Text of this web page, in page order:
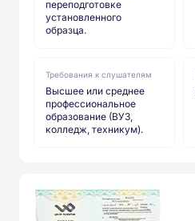
переподготовке
установленного
образца.
Требования к слушателям
Высшее или среднее
профессиональное
образование (ВУЗ,
колледж, техникум).